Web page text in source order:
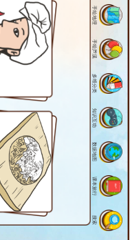
手绘地理
手绘芦溪
多维分类
知识互动
数据地图
课本旅行
搜索